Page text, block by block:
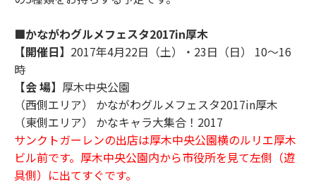
■かながわグルメフェスタ2017in厚木
【開催日】 2017年4月22日（土）・23日（日） 10～16
時
【会 場】 厚木中央公園
（西側エリア） かながわグルメフェスタ2017in厚木
（東側エリア） かなキャラ大集合！2017
サンクトガーレンの出店は厚木中央公園横のルリエ厚木
ビル前です。 厚木中央公園内から市役所を見て左側（遊
具側）に出てすぐです。